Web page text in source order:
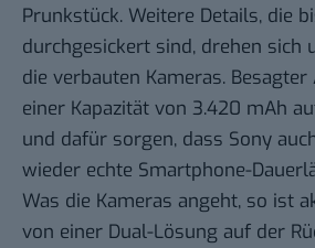
Prunkstück. Weitere Details, die
durchgesickert sind, drehen sich
die verbauten Kameras.
einer Kapazität von 3.420 mAh
und dafür sorgen, dass Sony
wieder echte Smartphone-
Was die Kameras angeht, so ist
von einer Dual-Lösung auf der